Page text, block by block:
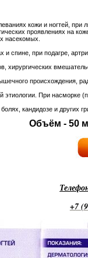
кожи и ногтей, при
проявлениях на
насекомых.
и спине, при подагре,
хирургических
происхождения,
этиологии. При насморке
кандидозе и других
Объём - 50
+7